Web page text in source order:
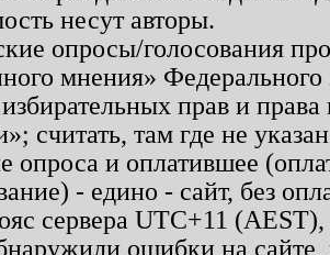
несут авторы.
опросы/голосования
мнения»
прав и
считать, там где не
опроса и оплатившее
- едино - сайт, без
сервера UTC+11
ошибки на